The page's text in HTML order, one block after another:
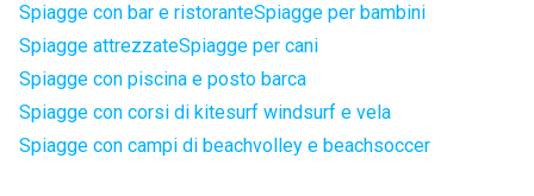
Spiagge con bar e ristoranteSpiagge per bambini
Spiagge attrezzateSpiagge per cani
Spiagge con piscina e posto barca
Spiagge con corsi di kitesurf windsurf e vela
Spiagge con campi di beachvolley e beachsoccer